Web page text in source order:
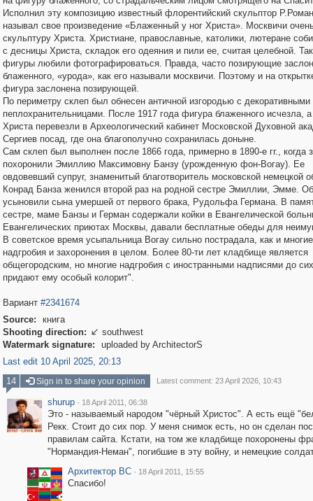
Исполнил эту композицию известный флорентийский скульптор
называл свое произведение «Блаженный у ног Христа». Москвичи
скульптуру Христа. Христиане, православные, католики, лютеране
с десницы Христа, складок его одеяния и пили ее, считая целебной.
фигуры любили фотографироваться. Правда, часто позирующие
блаженного, «урода», как его называли москвичи. Поэтому и на
фигура заслонена позирующей.
По периметру склеп был обнесен античной изгородью с декоративными
пеплохранительницами. После 1917 года фигура блаженного исчезла,
Христа перевезли в Археологический кабинет Московской Духовной
Сергиев посад, где она благополучно сохранилась доныне.
Сам склеп был выполнен после 1866 года, примерно в 1890-е гг., когда
похоронили Эмиллию Максимовну Банзу (урожденную фон-Вогау). Ее
овдовевший супруг, знаменитый благотворитель московской немецкой
Конрад Банза женился второй раз на родной сестре Эмиллии, Эмме.
усыновили сына умершей от первого брака, Рудольфа Германа. В
сестре, маме Банзы и Герман содержали койки в Евангелической
Евангелических приютах Москвы, давали бесплатные обеды для
В советское время усыпальница Вогау сильно пострадала, как и
надгробия и захоронения в целом. Более 80-ти лет кладбище является
общегородским, но многие надгробия с иностранными надписями до
придают ему особый колорит".
Вариант #2341674
Source:
книга
Shooting direction:  southwest
Watermark signature:
uploaded by ArchitectorS
Last edit 10 April 2025, 20:13
14
Sign in to share your opinion Latest comment: 23 April 2026, 10:43
shurup · 18 April 2011, 06:38
Это - называемый народом "чёрный Христос". А есть ещё
Рекк. Стоит до сих пор. У меня снимок есть, но он сделан
правилам сайта. Кстати, на том же кладбище похоронены
"Нормандия-Неман", погибшие в эту войну, и немецкие
Архитектор ВС · 18 April 2011, 15:55
Спасибо!